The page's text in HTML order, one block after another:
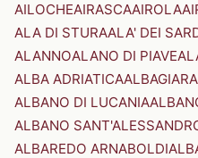
AILOCHEAIRASCAAIROLA
ALA DI STURAALA' DEI
ALANNOALANO DI PIAVE
ALBA ADRIATICAALBAGIARA
ALBANO DI LUCANIA
ALBANO
ALBAREDO ARNABOLDI